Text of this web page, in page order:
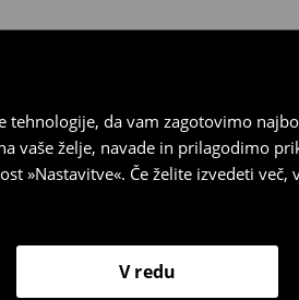
da vam zagotovimo
vaše želje, navade in prilagodimo
»Nastavitve«. Če želite izvedeti
V redu